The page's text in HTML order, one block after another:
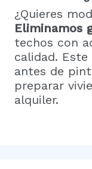
¿Quieres
Eliminamos
techos con
calidad.
antes de
preparar
alquiler.